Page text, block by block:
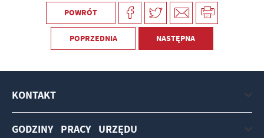
POWRÓT
POPRZEDNIA NASTĘPNA
KONTAKT
GODZINY PRACY URZĘDU